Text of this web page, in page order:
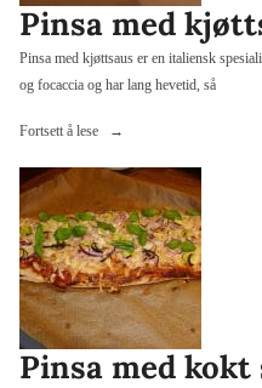
Pinsa med
Pinsa med kjøttsaus er en italiensk
og focaccia og har lang hevetid, så
Fortsett å lese
«Pinsa
kjøttsaus»
Pinsa med kokt